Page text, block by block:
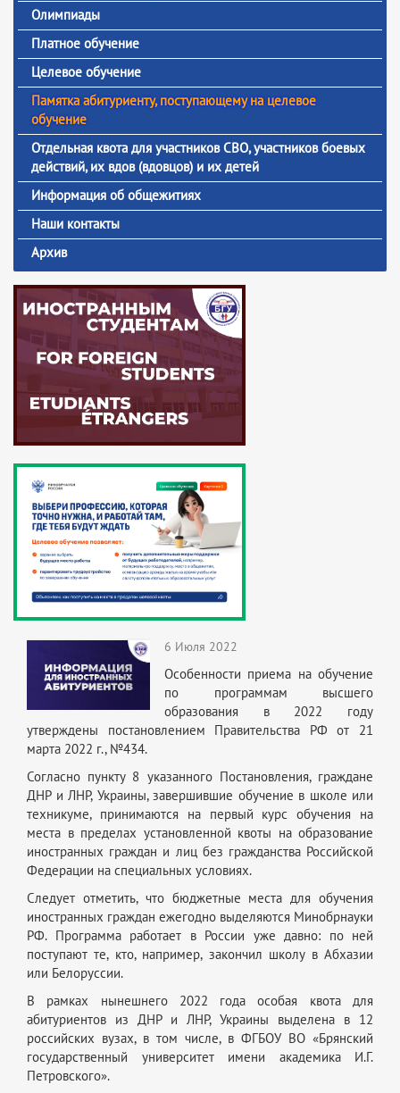
Олимпиады
Платное обучение
Целевое обучение
Памятка абитуриенту, поступающему на целевое
обучение
Отдельная квота для участников СВО, участников боевых
действий, их вдов (вдовцов) и их детей
Информация об общежитиях
Наши контакты
Архив
6 Июля 2022
Особенности приема на обучение
по программам высшего
образования в 2022 году
утверждены постановлением Правительства РФ от 21
марта 2022 г., №434.
Согласно пункту 8 указанного Постановления, граждане
ДНР и ЛНР, Украины, завершившие обучение в школе или
техникуме, принимаются на первый курс обучения на
места в пределах установленной квоты на образование
иностранных граждан и лиц без гражданства Российской
Федерации на специальных условиях.
Следует отметить, что бюджетные места для обучения
иностранных граждан ежегодно выделяются Минобрнауки
РФ. Программа работает в России уже давно: по ней
поступают те, кто, например, закончил школу в Абхазии
или Белоруссии.
В рамках нынешнего 2022 года особая квота для
абитуриентов из ДНР и ЛНР, Украины выделена в 12
российских вузах, в том числе, в ФГБОУ ВО «Брянский
государственный университет имени академика И.Г.
Петровского».